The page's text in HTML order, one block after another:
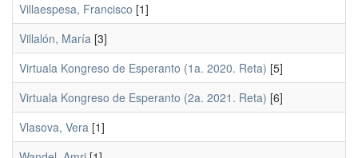
Villaespesa, Francisco [1]
Villalón, María [3]
Virtuala Kongreso de Esperanto (1a. 2020. Reta) [5]
Virtuala Kongreso de Esperanto (2a. 2021. Reta) [6]
Vlasova, Vera [1]